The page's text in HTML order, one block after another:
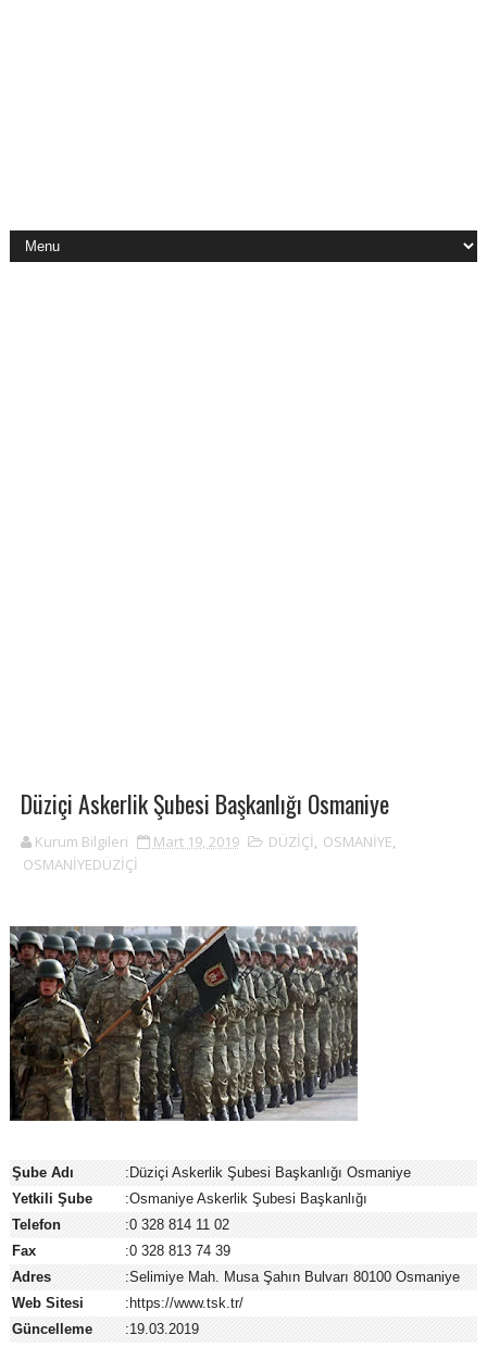
Düziçi Askerlik Şubesi Başkanlığı Osmaniye
Kurum Bilgileri Mart 19, 2019 DÜZİÇİ, OSMANİYE,
OSMANİYEDÜZİÇİ
Şube Adı
:Düziçi Askerlik Şubesi Başkanlığı Osmaniye
Yetkili Şube
:Osmaniye Askerlik Şubesi Başkanlığı
Telefon
:0 328 814 11 02
Fax
:0 328 813 74 39
Adres
:Selimiye Mah. Musa Şahın Bulvarı 80100 Osmaniye
Web Sitesi
:https://www.tsk.tr/
Güncelleme
:19.03.2019